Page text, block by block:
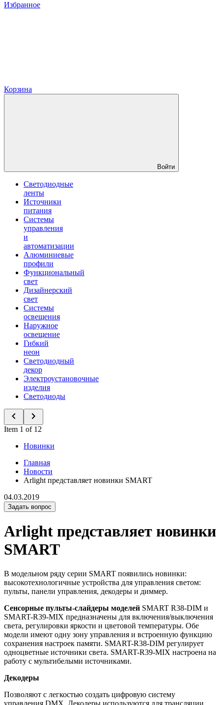
Избранное
Корзина
Войти
Светодиодные
ленты
Источники
питания
Системы
управления
и
автоматизации
Алюминиевые
профили
Функциональный
свет
Дизайнерский
свет
Системы
освещения
Наружное
освещение
Гибкий
неон
Светодиодный
декор
Электроустановочные
изделия
Светодиоды
Item 1 of 12
Новинки
Главная
Новости
Arlight представляет новинки SMART
04.03.2019
Задать вопрос
Arlight представляет новинки
SMART
В модельном ряду серии SMART появились новинки:
высокотехнологичные устройства для управления светом:
пульты, панели управления, декодеры и диммер.
Сенсорные пульты-слайдеры моделей SMART R38-DIM и
SMART-R39-MIX предназначены для включения/выключения
света, регулировки яркости и цветовой температуры. Обе
модели имеют одну зону управления и встроенную функцию
сохранения настроек памяти. SMART-R38-DIM регулирует
одноцветные источники света. SMART-R39-MIX настроена на
работу с мультибелыми источниками.
Декодеры
Позволяют с легкостью создать цифровую систему
управления DMX. Декодеры используются для трансляции